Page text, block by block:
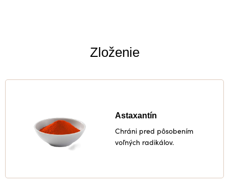
Zloženie
Astaxantín
Chráni pred pôsobením
voľných radikálov.